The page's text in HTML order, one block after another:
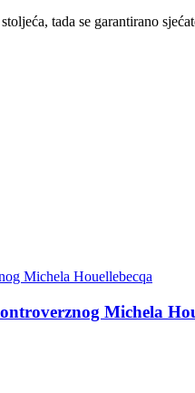
tada se garantirano
Michela